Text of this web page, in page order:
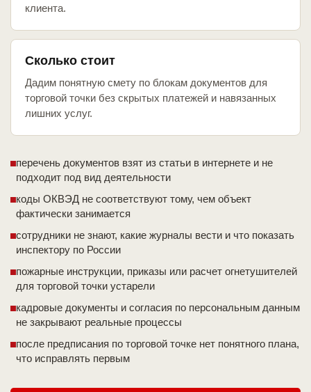
клиента.
Сколько стоит
Дадим понятную смету по блокам документов для
торговой точки без скрытых платежей и навязанных
лишних услуг.
перечень документов взят из статьи в интернете и не
подходит под вид деятельности
коды ОКВЭД не соответствуют тому, чем объект
фактически занимается
сотрудники не знают, какие журналы вести и что показать
инспектору по России
пожарные инструкции, приказы или расчет огнетушителей
для торговой точки устарели
кадровые документы и согласия по персональным данным
не закрывают реальные процессы
после предписания по торговой точке нет понятного плана,
что исправлять первым